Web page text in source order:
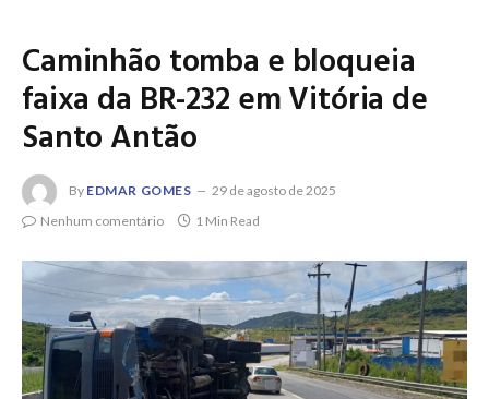
Caminhão tomba e bloqueia
faixa da BR-232 em Vitória de
Santo Antão
By EDMAR GOMES
29 de agosto de 2025
Nenhum comentário
1 Min Read